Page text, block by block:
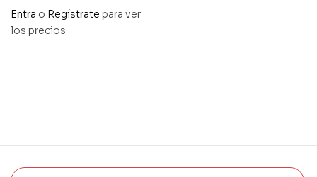
calculadora térmico
80 mm x 80 mm d.
Entra o Regístrate para ver
los precios